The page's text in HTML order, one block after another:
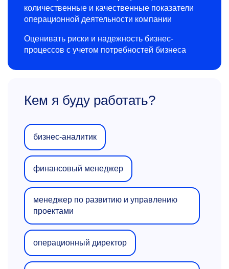
количественные и качественные показатели
операционной деятельности компании
Оценивать риски и надежность бизнес-
процессов с учетом потребностей бизнеса
Кем я буду работать?
бизнес-аналитик
финансовый менеджер
менеджер по развитию и управлению
проектами
операционный директор